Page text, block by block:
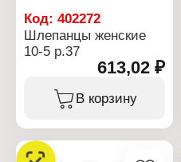
Код: 402272
Шлепанцы женские
10-5 р.37
613,02 ₽
В корзину